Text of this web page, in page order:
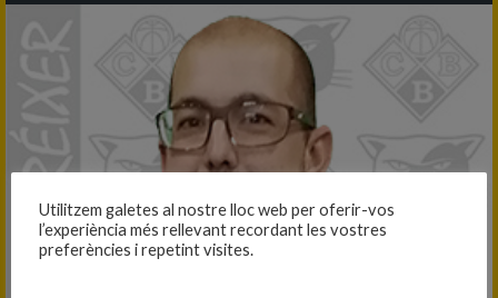
Utilitzem galetes al nostre lloc web per oferir-vos
l’experiència més rellevant recordant les vostres
preferències i repetint visites.